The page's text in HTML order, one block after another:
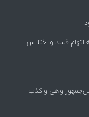
فساد و اختلاس
واهی و کذب